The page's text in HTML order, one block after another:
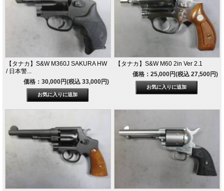
【タナカ】S&W M360J SAKURA HW
/ 日本警...
価格：30,000円(税込 33,000円)
【タナカ】S&W M60 2in Ver 2.1
価格：25,000円(税込 27,500円)